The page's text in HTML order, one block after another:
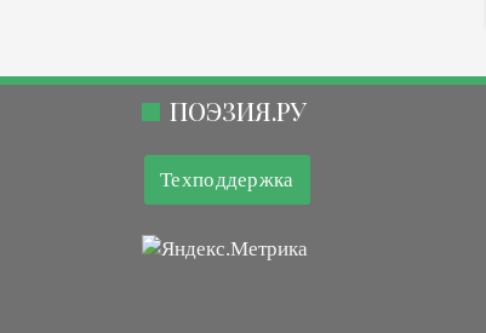
ПОЭЗИЯ.РУ
Техподдержка